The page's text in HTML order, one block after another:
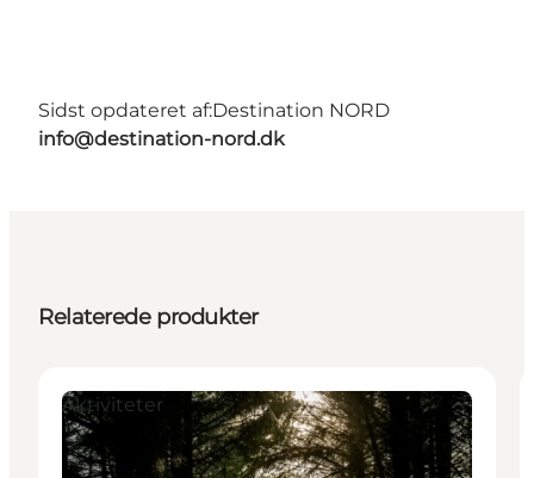
Sidst opdateret af:Destination NORD
info@destination-nord.dk
Relaterede produkter
Aktiviteter